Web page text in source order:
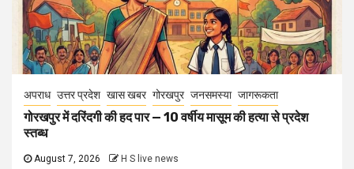
अपराध उत्तर प्रदेश खास खबर गोरखपुर जनसमस्या जागरूकता
गोरखपुर में दरिंदगी की हद पार — 10 वर्षीय मासूम की हत्या से प्रदेश
स्तब्ध
August 7, 2026 H S live news